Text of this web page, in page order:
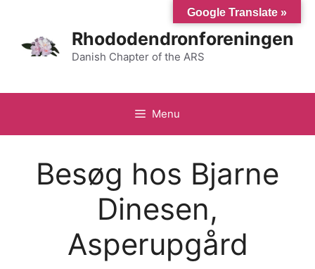
indhold
Rhododendronforeningen
Danish Chapter of the ARS
Menu
Besøg hos Bjarne
Dinesen,
Asperupgård
Google Translate »